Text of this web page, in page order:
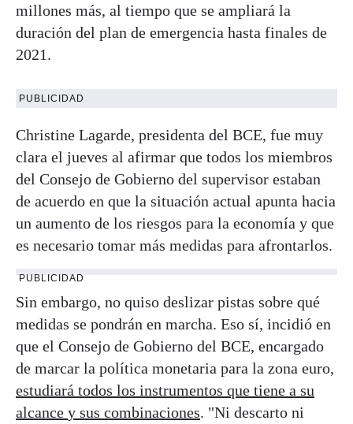
millones más, al tiempo que se ampliará la
duración del plan de emergencia hasta finales de
2021.
PUBLICIDAD
Christine Lagarde, presidenta del BCE, fue muy
clara el jueves al afirmar que todos los miembros
del Consejo de Gobierno del supervisor estaban
de acuerdo en que la situación actual apunta hacia
un aumento de los riesgos para la economía y que
es necesario tomar más medidas para afrontarlos.
PUBLICIDAD
Sin embargo, no quiso deslizar pistas sobre qué
medidas se pondrán en marcha. Eso sí, incidió en
que el Consejo de Gobierno del BCE, encargado
de marcar la política monetaria para la zona euro,
estudiará todos los instrumentos que tiene a su
alcance y sus combinaciones. "Ni descarto ni